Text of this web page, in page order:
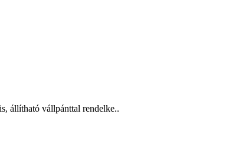
állítható vállpánttal rendelke..